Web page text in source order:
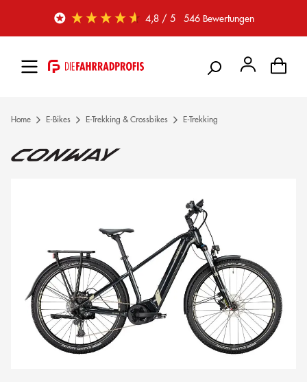
Zum Hauptinhalt springen 4,8/ 5 546 Bewertungen
Home E-Bikes E-Trekking & Crossbikes E-Trekking